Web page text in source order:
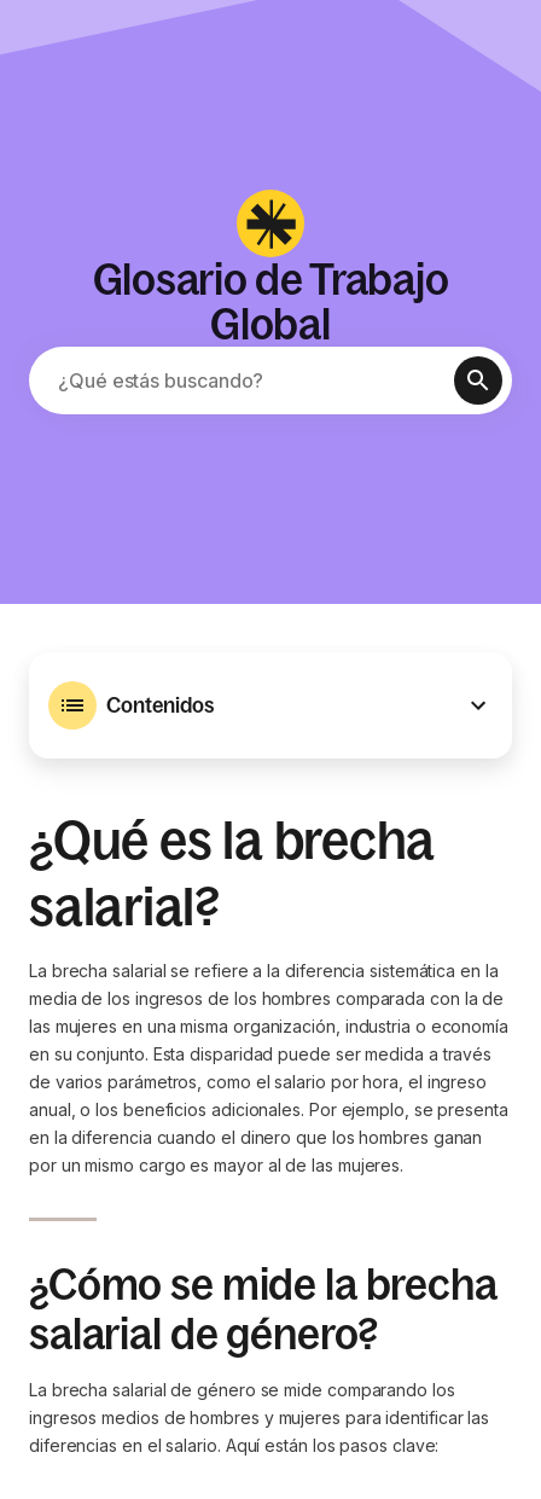
Glosario de Trabajo
Global
Contenidos
¿Qué es la brecha
salarial?
La brecha salarial se refiere a la diferencia sistemática en la
media de los ingresos de los hombres comparada con la de
las mujeres en una misma organización, industria o economía
en su conjunto. Esta disparidad puede ser medida a través
de varios parámetros, como el salario por hora, el ingreso
anual, o los beneficios adicionales. Por ejemplo, se presenta
en la diferencia cuando el dinero que los hombres ganan
por un mismo cargo es mayor al de las mujeres.
¿Cómo se mide la brecha
salarial de género?
La brecha salarial de género se mide comparando los
ingresos medios de hombres y mujeres para identificar las
diferencias en el salario. Aquí están los pasos clave: